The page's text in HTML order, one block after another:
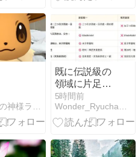
既に伝説級の
領域に片足突
っ込んでいる
人！
5時間前
Wonder_Ryuchanの大人の日記